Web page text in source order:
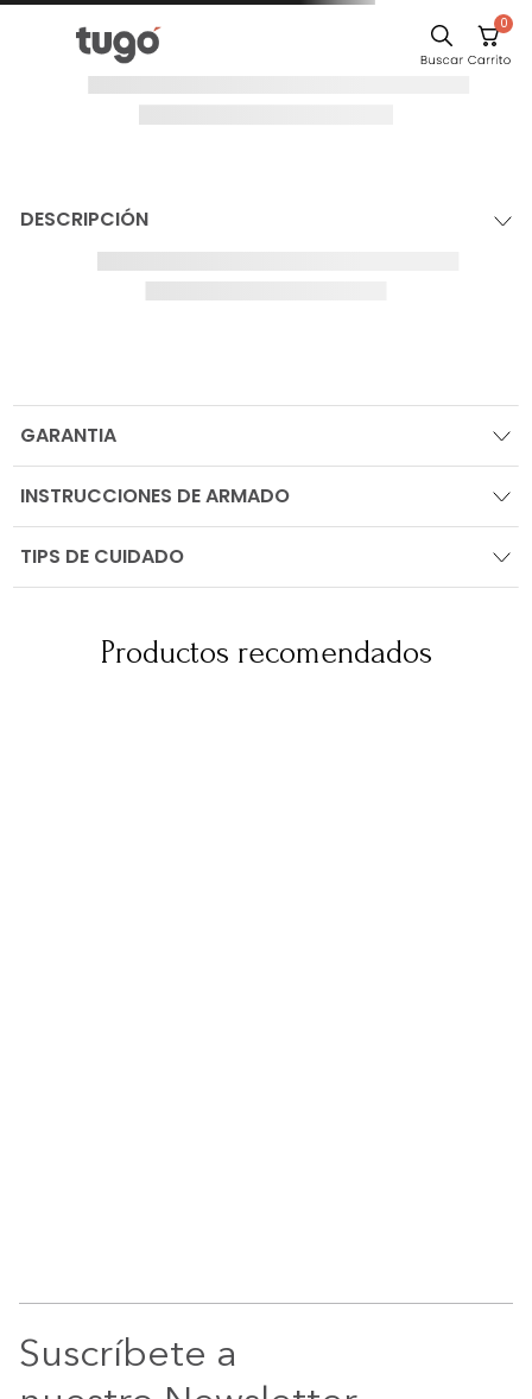
0
DESCRIPCIÓN
GARANTIA
INSTRUCCIONES DE ARMADO
TIPS DE CUIDADO
Productos recomendados
Suscríbete a